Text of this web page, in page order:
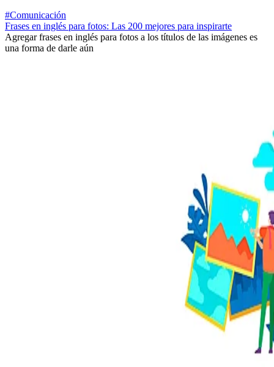
#Comunicación
Frases en inglés para fotos: Las 200 mejores para inspirarte
Agregar frases en inglés para fotos a los títulos de las imágenes es
una forma de darle aún